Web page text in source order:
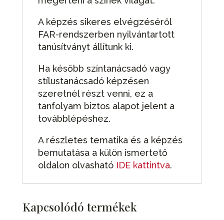
A képzés sikeres elvégzéséről
FAR-rendszerben nyilvántartott
tanúsítványt állítunk ki.
Ha később színtanácsadó vagy
stílustanácsadó képzésen
szeretnél részt venni, ez a
tanfolyam biztos alapot jelent a
továbblépéshez.
A részletes tematika és a képzés
bemutatása a külön ismertető
oldalon olvasható IDE kattintva.
Kapcsolódó termékek